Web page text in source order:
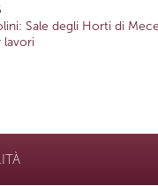
Sale degli Horti di
lavori